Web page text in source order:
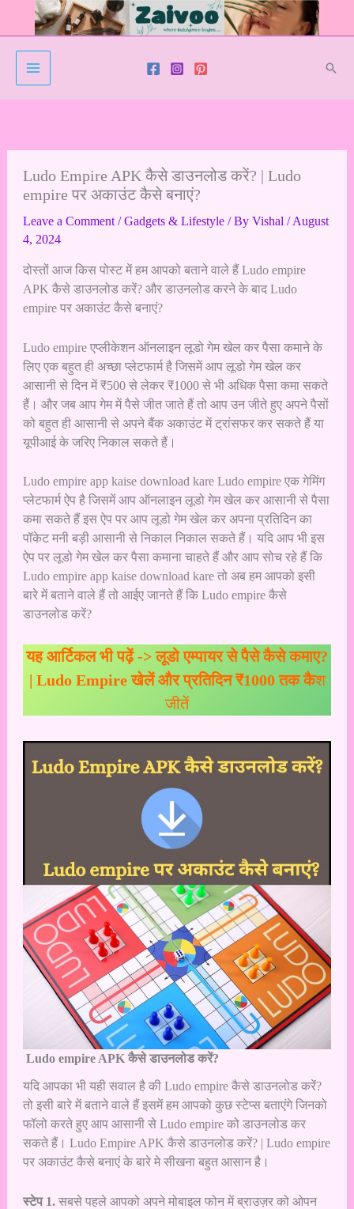
Ludo Empire APK कैसे डाउनलोड करें? | Ludo
empire पर अकाउंट कैसे बनाएं?
Leave a Comment /Gadgets & Lifestyle/ By Vishal /August
4, 2024
दोस्तों आज किस पोस्ट में हम आपको बताने वाले हैं Ludo empire
APK कैसे डाउनलोड करें? और डाउनलोड करने के बाद Ludo
empire पर अकाउंट कैसे बनाएं?
Ludo empire एप्लीकेशन ऑनलाइन लूडो गेम खेल कर पैसा कमाने के
लिए एक बहुत ही अच्छा प्लेटफार्म है जिसमें आप लूडो गेम खेल कर
आसानी से दिन में ₹500 से लेकर ₹1000 से भी अधिक पैसा कमा सकते
हैं। और जब आप गेम में पैसे जीत जाते हैं तो आप उन जीते हुए अपने पैसों
को बहुत ही आसानी से अपने बैंक अकाउंट में ट्रांसफर कर सकते हैं या
यूपीआई के जरिए निकाल सकते हैं।
Ludo empire app kaise download kare Ludo empire एक गेमिंग
प्लेटफार्म ऐप है जिसमें आप ऑनलाइन लूडो गेम खेल कर आसानी से पैसा
कमा सकते हैं इस ऐप पर आप लूडो गेम खेल कर अपना प्रतिदिन का
पॉकेट मनी बड़ी आसानी से निकाल निकाल सकते हैं। यदि आप भी इस
ऐप पर लूडो गेम खेल कर पैसा कमाना चाहते हैं और आप सोच रहे हैं कि
Ludo empire app kaise download kare तो अब हम आपको इसी
बारे में बताने वाले हैं तो आईए जानते हैं कि Ludo empire कैसे
डाउनलोड करें?
यह आर्टिकल भी पढ़ें ->लूडो एम्पायर से पैसे कैसे कमाए?
| Ludo Empire खेलें और प्रतिदिन ₹1000 तक कैश
जीतें
Ludo empire APK कैसे डाउनलोड करें?
यदि आपका भी यही सवाल है की Ludo empire कैसे डाउनलोड करें?
तो इसी बारे में बताने वाले हैं इसमें हम आपको कुछ स्टेप्स बताएंगे जिनको
फॉलो करते हुए आप आसानी से Ludo empire को डाउनलोड कर
सकते हैं। Ludo Empire APK कैसे डाउनलोड करें? | Ludo empire
पर अकाउंट कैसे बनाएं के बारे मे सीखना बहुत आसान है।
स्टेप 1.सबसे पहले आपको अपने मोबाइल फोन में ब्राउज़र को ओपन